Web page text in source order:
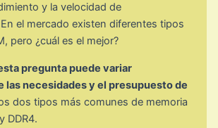
y la velocidad de
el mercado existen diferentes tipos
pero ¿cuál es el mejor?
pregunta puede variar
las necesidades y el presupuesto de
dos tipos más comunes de memoria
DDR4.